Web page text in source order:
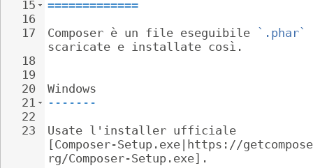
15
16
17
18
19
20
21
22
23
=============
Composer è un file eseguibile
`.phar`
scaricate e installate così.
Windows
-------
Usate l'installer ufficiale
[Composer-Setup.exe|https://
rg/Composer-Setup.exe].